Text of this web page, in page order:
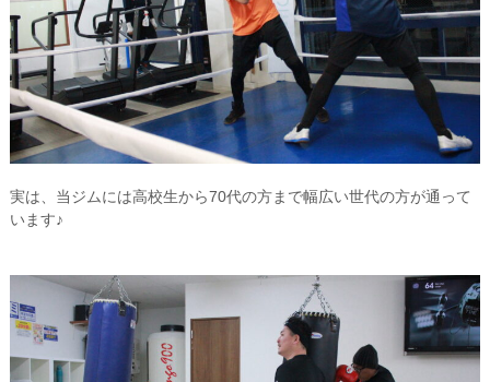
実は、当ジムには高校生から70代の方まで幅広い世代の方が通って
います♪